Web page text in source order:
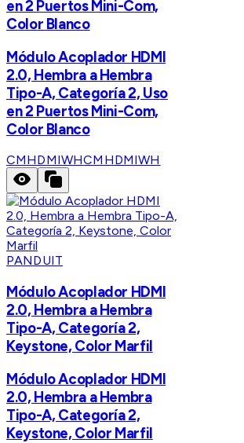
en 2 Puertos Mini-Com,
Color Blanco
Módulo Acoplador HDMI
2.0, Hembra a Hembra
Tipo-A, Categoría 2, Uso
en 2 Puertos Mini-Com,
Color Blanco
CMHDMIWHCMHDMIWH
PANDUIT
Módulo Acoplador HDMI
2.0, Hembra a Hembra
Tipo-A, Categoría 2,
Keystone, Color Marfil
Módulo Acoplador HDMI
2.0, Hembra a Hembra
Tipo-A, Categoría 2,
Keystone, Color Marfil